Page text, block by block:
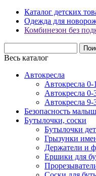
Каталог детских
Одежда для
Комбинезон без
Весь каталог
Автокресла
Автокресла
Автокресла
Автокресла
Безопасность
Бутылочки, соски
Бутылочки
Грызунки
Держатели и
Ершики для